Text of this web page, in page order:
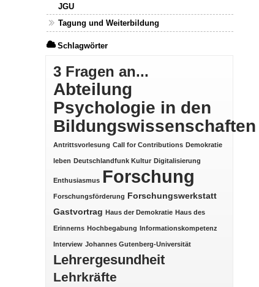
JGU
Tagung und Weiterbildung
Schlagwörter
3 Fragen an...
Abteilung
Psychologie in den
Bildungswissenschaften
Antrittsvorlesung Call for Contributions Demokratie
leben Deutschlandfunk Kultur Digitalisierung
Enthusiasmus Forschung
Forschungsförderung
Forschungswerkstatt
Gastvortrag Haus der Demokratie Haus des
Erinnerns Hochbegabung Informationskompetenz
Interview Johannes Gutenberg-Universität
Lehrergesundheit
Lehrkräfte